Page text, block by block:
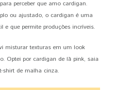
perceber que amo cardigan.
ou ajustado, o cardigan é uma
e que permite produções incríveis.
misturar texturas em um look
Optei por cardigan de lã pink, saia
shirt de malha cinza.